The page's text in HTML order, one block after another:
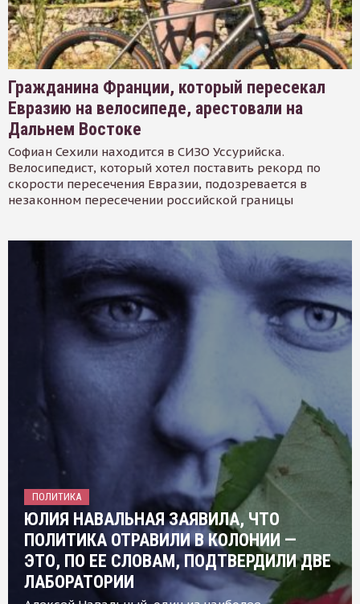
Гражданина Франции, который пересекал
Евразию на велосипеде, арестовали на
Дальнем Востоке
Софиан Сехили находится в СИЗО Уссурийска.
Велосипедист, который хотел поставить рекорд по
скорости пересечения Евразии, подозревается в
незаконном пересечении российской границы
ПОЛИТИКА
ЮЛИЯ НАВАЛЬНАЯ ЗАЯВИЛА, ЧТО
ПОЛИТИКА ОТРАВИЛИ В КОЛОНИИ —
ЭТО, ПО ЕЕ СЛОВАМ, ПОДТВЕРДИЛИ ДВЕ
ЛАБОРАТОРИИ